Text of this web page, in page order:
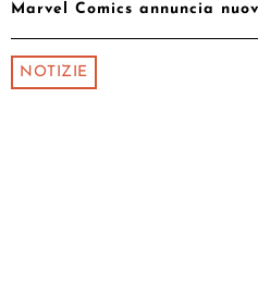
Marvel Comics annuncia
NOTIZIE